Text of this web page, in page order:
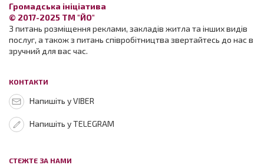
Громадська ініціатива
© 2017-2025 ТМ "ЙО"
З питань розміщення реклами, закладів житла та інших видів
послуг, а також з питань співробітництва звертайтесь до нас в
зручний для вас час.
КОНТАКТИ
Напишіть у VIBER
Напишіть у TELEGRAM
СТЕЖТЕ ЗА НАМИ